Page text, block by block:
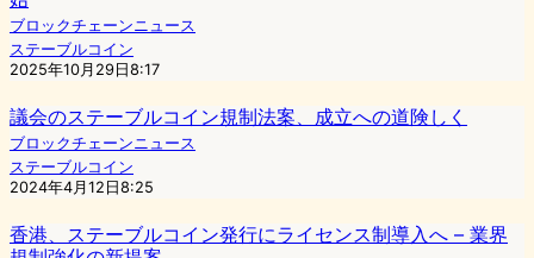
ブロックチェーンニュース
ステーブルコイン
2025年10月29日8:17
議会のステーブルコイン規制法案、成立への道険しく
ブロックチェーンニュース
ステーブルコイン
2024年4月12日8:25
香港、ステーブルコイン発行にライセンス制導入へ – 業界